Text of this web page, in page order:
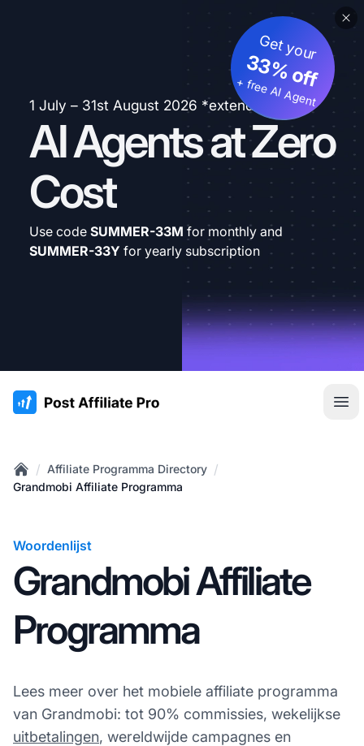
1 July – 31st August 2026 *extended
AI Agents at Zero
Cost
Get your
33% off
+ free AI Agent
Use code SUMMER-33M for monthly and
SUMMER-33Y for yearly subscription
:site.title
Home
/ Affiliate Programma Directory /
Grandmobi Affiliate Programma
Woordenlijst
Grandmobi Affiliate
Programma
Lees meer over het mobiele affiliate programma
van Grandmobi: tot 90% commissies, wekelijkse
uitbetalingen, wereldwijde campagnes en